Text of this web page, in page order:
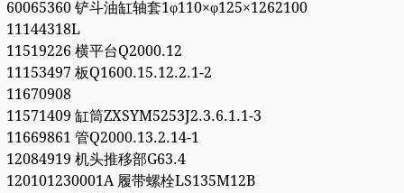
60065360 铲斗油缸轴套1φ110×φ125×1262100
11144318L
11519226 横平台Q2000.12
11153497 板Q1600.15.12.2.1-2
11670908
11571409 缸筒ZXSYM5253J2.3.6.1.1-3
11669861 管Q2000.13.2.14-1
12084919 机头推移部G63.4
120101230001A 履带螺栓LS135M12B